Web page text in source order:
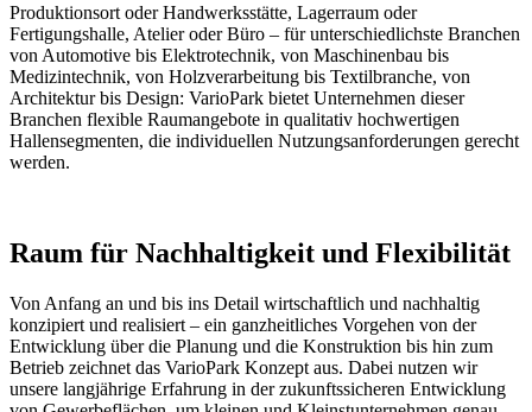
Produktionsort oder Handwerksstätte, Lagerraum oder
Fertigungshalle, Atelier oder Büro – für unterschiedlichste Branchen
von Automotive bis Elektrotechnik, von Maschinenbau bis
Medizintechnik, von Holzverarbeitung bis Textilbranche, von
Architektur bis Design: VarioPark bietet Unternehmen dieser
Branchen flexible Raumangebote in qualitativ hochwertigen
Hallensegmenten, die individuellen Nutzungsanforderungen gerecht
werden.
Raum für Nachhaltigkeit und Flexibilität
Von Anfang an und bis ins Detail wirtschaftlich und nachhaltig
konzipiert und realisiert – ein ganzheitliches Vorgehen von der
Entwicklung über die Planung und die Konstruktion bis hin zum
Betrieb zeichnet das VarioPark Konzept aus. Dabei nutzen wir
unsere langjährige Erfahrung in der zukunftssicheren Entwicklung